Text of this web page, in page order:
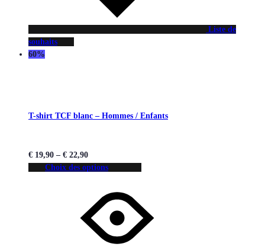
Liste de
souhaits
60%
T-shirt TCF blanc – Hommes / Enfants
€ 19,90 – € 22,90
Choix des options